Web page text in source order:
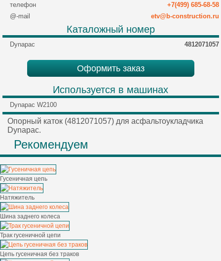
телефон
+7(499) 685-68-58
@-mail
etv@b-construction.ru
Каталожный номер
Dynapac 4812071057
Оформить заказ
Используется в машинах
Dynapac W2100
Опорный каток (4812071057) для асфальтоукладчика
Dynapac.
Рекомендуем
Гусеничная цепь
Натяжитель
Шина заднего колеса
Трак гусеничной цепи
Цепь гусеничная без траков